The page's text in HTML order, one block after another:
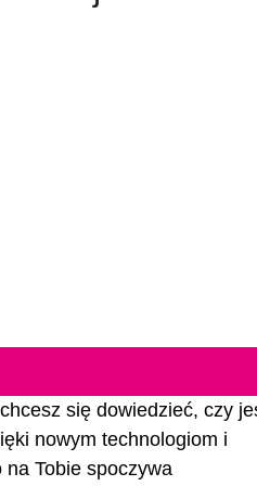
się dowiedzieć, czy
nowym technologiom i
Tobie spoczywa